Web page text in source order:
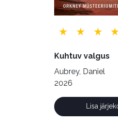
Ulme ja
Vabakasutus (423)
Kuhtuv valgus
Aubrey, Daniel
2026
Lisa